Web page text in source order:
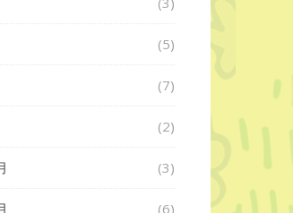
(5)
(7)
(2)
(3)
(6)